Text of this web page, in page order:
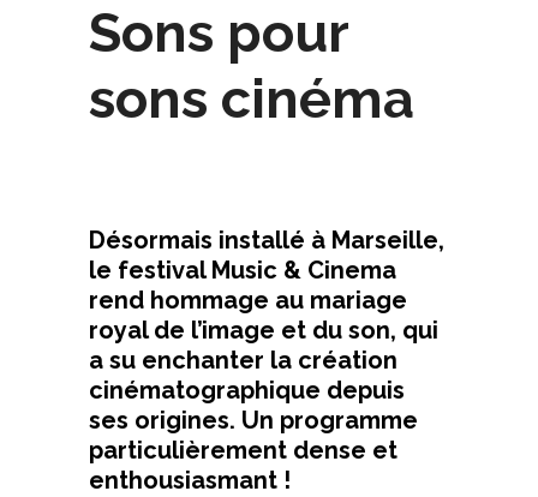
Sons pour
sons cinéma
Désormais installé à Marseille,
le festival Music & Cinema
rend hommage au mariage
royal de l’image et du son, qui
a su enchanter la création
cinématographique depuis
ses origines. Un programme
particulièrement dense et
enthousiasmant !